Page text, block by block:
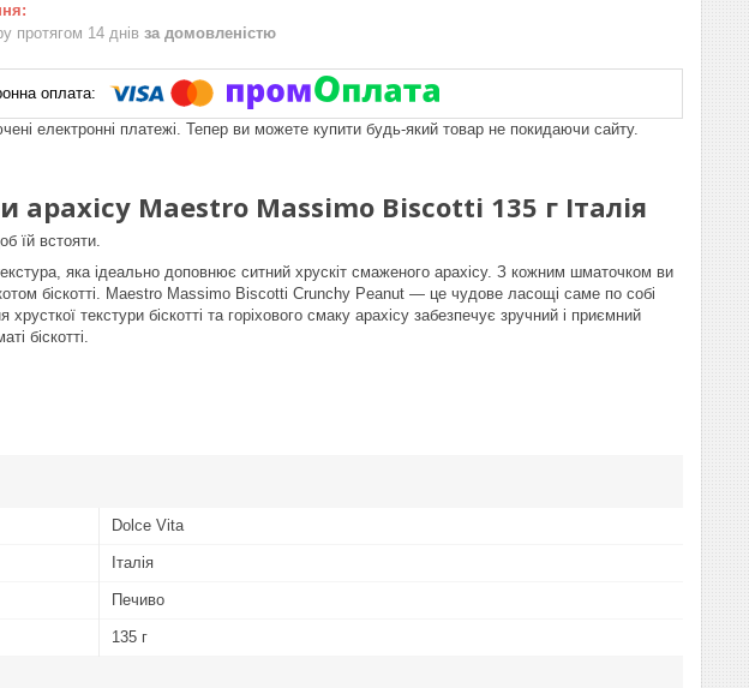
протягом 14 днів за домовленістю
електронні платежі. Тепер ви можете купити будь-який товар не покидаючи сайту.
Maestro Massimo Biscotti 135 г Італія
їй встояти.
текстура, яка ідеально доповнює ситний хрускіт смаженого арахісу. З кожним шматочком ви
біскотті. Maestro Massimo Biscotti Crunchy Peanut — це чудове ласощі саме по собі
текстури біскотті та горіхового смаку арахісу забезпечує зручний і приємний
біскотті.
Dolce Vita
Італія
Печиво
135 г